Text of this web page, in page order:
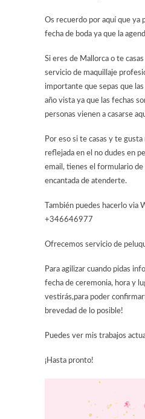
Os recuerdo por aquí que ya
fecha de boda ya que la
Si eres de Mallorca o te
servicio de maquillaje
importante que sepas que
año vista ya que las fechas
personas vienen a casarse
Por eso si te casas y te
reflejada en el no dudes en
email, tienes el formulario de
encantada de atenderte.
También puedes hacerlo via
+346646977
Ofrecemos servicio de
Para agilizar cuando pidas
fecha de ceremonia, hora y
vestirás,para poder
brevedad de lo posible!
Puedes ver mis trabajos
¡Hasta pronto!